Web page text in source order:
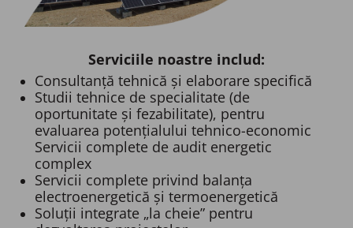
Serviciile noastre includ:​
Consultanță tehnică și elaborare specifică ​
Studii tehnice de specialitate (de
oportunitate și fezabilitate), pentru
evaluarea potențialului tehnico-economic​
Servicii complete de audit energetic
complex​
Servicii complete privind balanța
electroenergetică și termoenergetică​
Soluții integrate „la cheie” pentru